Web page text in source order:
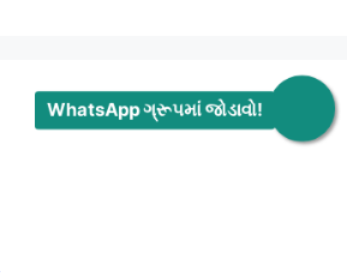
WhatsApp ગ્રૂપમાં જોડાવો!